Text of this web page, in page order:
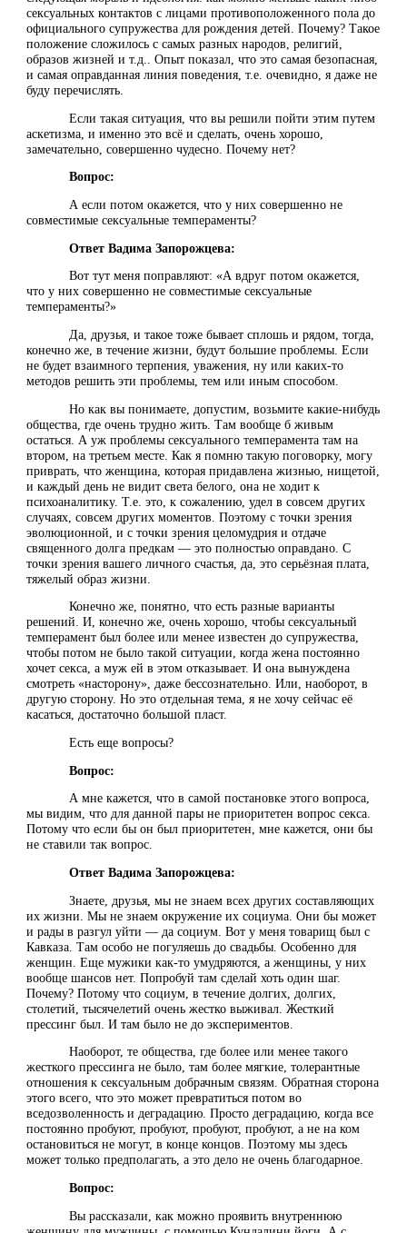
сексуальных контактов с лицами противоположенного пола до
официального супружества для рождения детей. Почему? Такое
положение сложилось с самых разных народов, религий,
образов жизней и т.д.. Опыт показал, что это самая безопасная,
и самая оправданная линия поведения, т.е. очевидно, я даже не
буду перечислять.
Если такая ситуация, что вы решили пойти этим путем
аскетизма, и именно это всё и сделать, очень хорошо,
замечательно, совершенно чудесно. Почему нет?
Вопрос:
А если потом окажется, что у них совершенно не
совместимые сексуальные темпераменты?
Ответ Вадима Запорожцева:
Вот тут меня поправляют: «А вдруг потом окажется,
что у них совершенно не совместимые сексуальные
темпераменты?»
Да, друзья, и такое тоже бывает сплошь и рядом, тогда,
конечно же, в течение жизни, будут большие проблемы. Если
не будет взаимного терпения, уважения, ну или каких-то
методов решить эти проблемы, тем или иным способом.
Но как вы понимаете, допустим, возьмите какие-нибудь
общества, где очень трудно жить. Там вообще б живым
остаться. А уж проблемы сексуального темперамента там на
втором, на третьем месте. Как я помню такую поговорку, могу
приврать, что женщина, которая придавлена жизнью, нищетой,
и каждый день не видит света белого, она не ходит к
психоаналитику. Т.е. это, к сожалению, удел в совсем других
случаях, совсем других моментов. Поэтому с точки зрения
эволюционной, и с точки зрения целомудрия и отдаче
священного долга предкам — это полностью оправдано. С
точки зрения вашего личного счастья, да, это серьёзная плата,
тяжелый образ жизни.
Конечно же, понятно, что есть разные варианты
решений. И, конечно же, очень хорошо, чтобы сексуальный
темперамент был более или менее известен до супружества,
чтобы потом не было такой ситуации, когда жена постоянно
хочет секса, а муж ей в этом отказывает. И она вынуждена
смотреть «насторону», даже бессознательно. Или, наоборот, в
другую сторону. Но это отдельная тема, я не хочу сейчас её
касаться, достаточно большой пласт.
Есть еще вопросы?
Вопрос:
А мне кажется, что в самой постановке этого вопроса,
мы видим, что для данной пары не приоритетен вопрос секса.
Потому что если бы он был приоритетен, мне кажется, они бы
не ставили так вопрос.
Ответ Вадима Запорожцева:
Знаете, друзья, мы не знаем всех других составляющих
их жизни. Мы не знаем окружение их социума. Они бы может
и рады в разгул уйти — да социум. Вот у меня товарищ был с
Кавказа. Там особо не погуляешь до свадьбы. Особенно для
женщин. Еще мужики как-то умудряются, а женщины, у них
вообще шансов нет. Попробуй там сделай хоть один шаг.
Почему? Потому что социум, в течение долгих, долгих,
столетий, тысячелетий очень жестко выживал. Жесткий
прессинг был. И там было не до экспериментов.
Наоборот, те общества, где более или менее такого
жесткого прессинга не было, там более мягкие, толерантные
отношения к сексуальным добрачным связям. Обратная сторона
этого всего, что это может превратиться потом во
вседозволенность и деградацию. Просто деградацию, когда все
постоянно пробуют, пробуют, пробуют, пробуют, а не на ком
остановиться не могут, в конце концов. Поэтому мы здесь
может только предполагать, а это дело не очень благодарное.
Вопрос:
Вы рассказали, как можно проявить внутреннюю